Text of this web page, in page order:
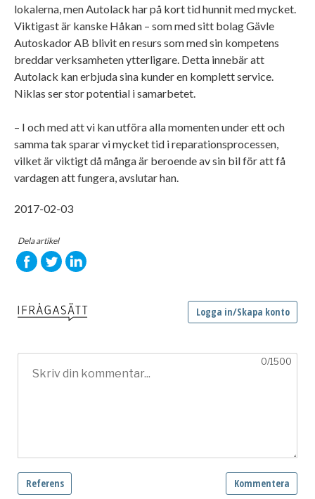
lokalerna, men Autolack har på kort tid hunnit med mycket.
Viktigast är kanske Håkan – som med sitt bolag Gävle
Autoskador AB blivit en resurs som med sin kompetens
breddar verksamheten ytterligare. Detta innebär att
Autolack kan erbjuda sina kunder en komplett service.
Niklas ser stor potential i samarbetet.
– I och med att vi kan utföra alla momenten under ett och
samma tak sparar vi mycket tid i reparationsprocessen,
vilket är viktigt då många är beroende av sin bil för att få
vardagen att fungera, avslutar han.
2017-02-03
Dela artikel